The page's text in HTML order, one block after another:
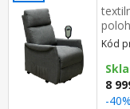
Kód
8
-40%